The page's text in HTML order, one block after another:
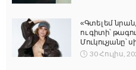
«Գտել եմ
ու գիտի՝
Մուկուչյանը՝
30 Հուլիս,